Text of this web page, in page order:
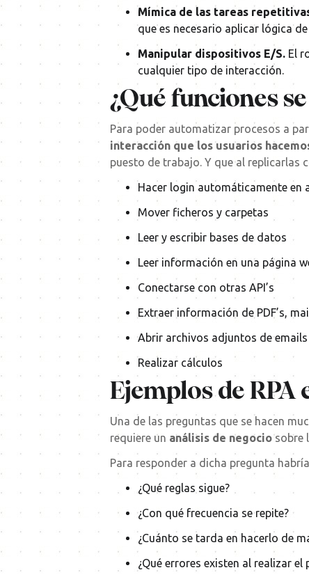
Mímica de las tareas
que es necesario aplicar lógica
Manipular dispositivos E/S. El
cualquier tipo de interacción.
¿Qué funciones
Para poder automatizar procesos a
interacción que los usuarios
puesto de trabajo. Y que al replicarlas
Hacer login automáticamente en
Mover ficheros y carpetas
Leer y escribir bases de datos
Leer información en una página
Conectarse con otras API’s
Extraer información de PDF’s,
Abrir archivos adjuntos de emails
Realizar cálculos
Ejemplos de RPA
Una de las preguntas que se hacen
requiere un análisis de negociosobre
Para responder a dicha pregunta
¿Qué reglas sigue?
¿Con qué frecuencia se repite?
¿Cuánto se tarda en hacerlo de
¿Qué errores existen al realizar el